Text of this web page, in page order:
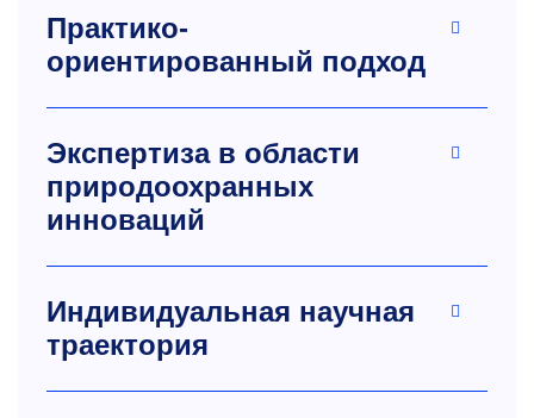
Практико-
ориентированный подход
Экспертиза в области
природоохранных
инноваций
Индивидуальная научная
траектория